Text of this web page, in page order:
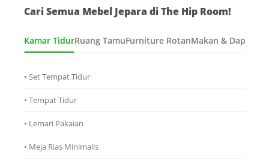
Cari Semua Mebel Jepara di The Hip Room!
Kamar TidurRuang TamuFurniture RotanMakan & Dapur
• Set Tempat Tidur
• Tempat Tidur
• Lemari Pakaian
• Meja Rias Minimalis